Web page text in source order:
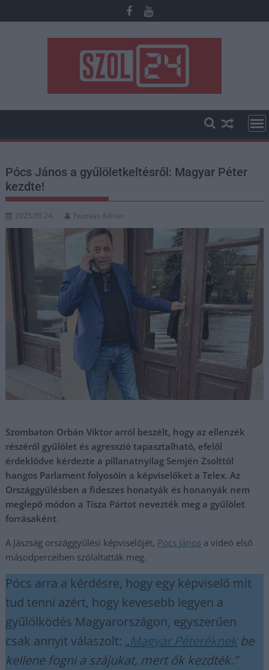
to
Pócs János a gyűlöletkeltésről: Magyar Péter
kezdte!
2025.09.24. Fazekas Adrián
Szombaton Orbán Viktor arról beszélt, hogy az ellenzék
részéről gyűlölet és agresszió tapasztalható, efelől
érdeklődve kérdezte a pillanatnyilag Semjén Zsolttól
hangos Parlament folyosóin a képviselőket a Telex. Az
Országgyűlésben a fideszes honatyák és honanyák nem
meglepő módon a Tisza Pártot nevezték meg a gyűlölet
forrásaként.
A Jászság országgyűlési képviselőjét, Pócs János a videó első
másodperceiben szólaltatták meg.
Pócs arra a kérdésre, hogy egy képviselő mit
tud tenni azért, hogy kevesebb legyen a
gyűlölködés Magyarországon, egyszerűen
csak annyit válaszolt: „Magyar Péteréknek be
kellene fogni a szájukat, mert ők kezdték.”